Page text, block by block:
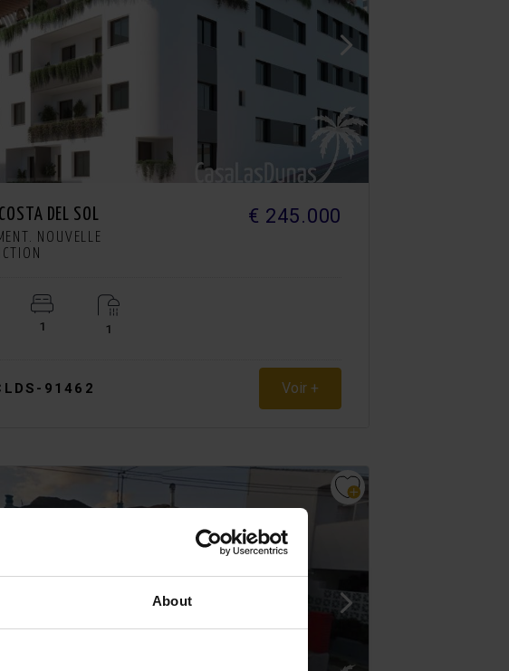
About
COSTA DEL SOL
NOUVELLE
€ 245.000
1 1
91462 Voir +